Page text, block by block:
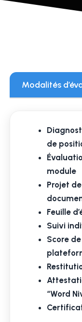
Modalités
de
module
Projet
Feuille
Suivi
Score
“Word